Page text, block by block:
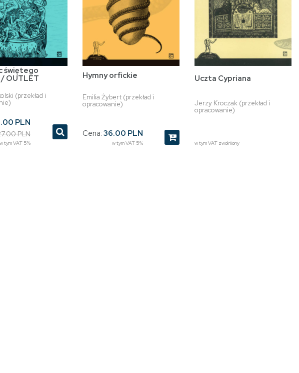
świętego
OUTLET
(przekład i
PLN
PLN
w tym VAT 5%
Hymny orfickie
Emilia Żybert (przekład i
opracowanie)
Cena: 36.00 PLN
w tym VAT 5%
Uczta Cypriana
Jerzy Kroczak (przekład i
opracowanie)
w tym VAT zwolniony